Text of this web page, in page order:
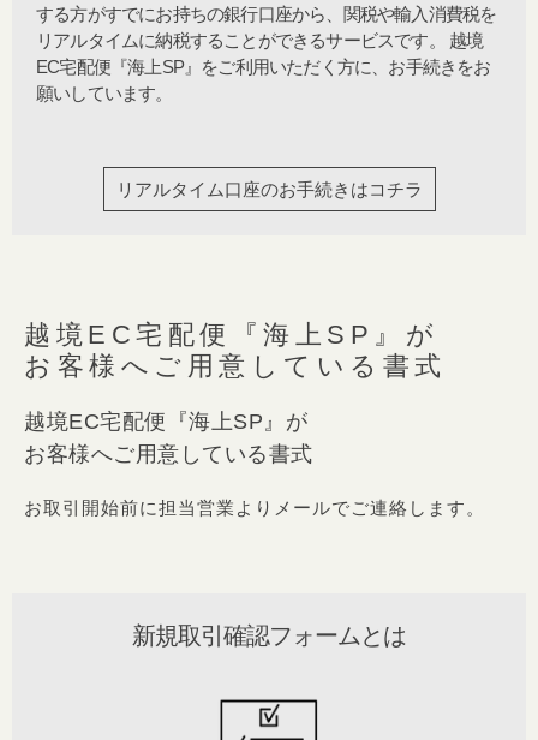
する方がすでにお持ちの銀行口座から、関税や輸入消費税を
リアルタイムに納税することができるサービスです。 越境
EC宅配便『海上SP』 をご利用いただく方に、お手続きをお
願いしています。
リアルタイム口座のお手続きはコチラ​
越境EC宅配便『海上SP』が
お客様へご用意している書式
越境EC宅配便『海上SP』が
お客様へご用意している書式
お取引開始前に担当営業よりメールでご連絡します。
新規取引確認フォームとは​